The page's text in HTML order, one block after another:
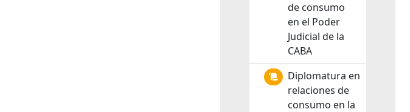
de consumo
en el Poder
Judicial de la
CABA
Diplomatura en
relaciones de
consumo en la